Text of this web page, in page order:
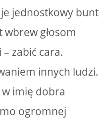
jednostkowy bunt
głosom
zabić cara.
innych ludzi.
w imię dobra
ogromnej